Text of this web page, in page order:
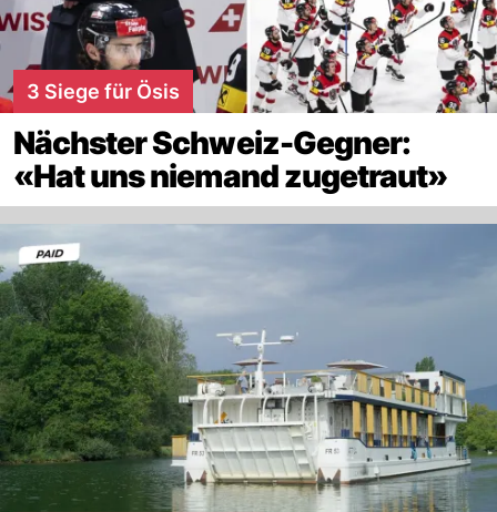
3 Siege für Ösis
Nächster Schweiz-Gegner:
«Hat uns niemand zugetraut»